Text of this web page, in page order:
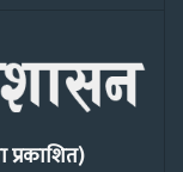
प्रकाशित)